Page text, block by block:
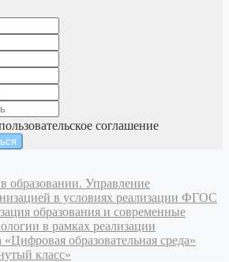
соглашение
образовании. Управление
в условиях реализации ФГОС
образования и современные
в рамках реализации
образовательная среда»
класс»